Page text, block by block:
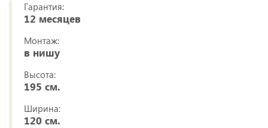
Гарантия:
12 месяцев
Монтаж:
в нишу
Высота:
195 см.
Ширина:
120 см.